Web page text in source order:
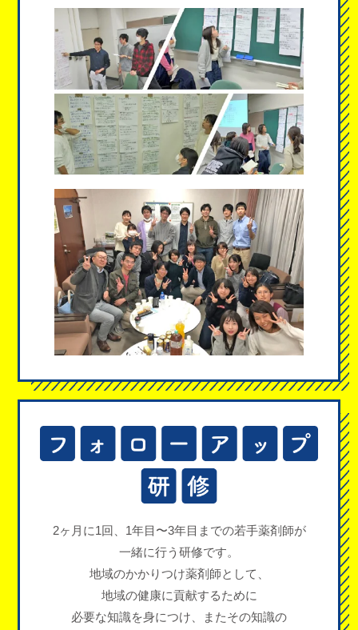
2ヶ月に1回、1年目〜3年目までの若手薬剤師が
一緒に行う研修です。
地域のかかりつけ薬剤師として、
地域の健康に貢献するために
必要な知識を身につけ、
またその知識の